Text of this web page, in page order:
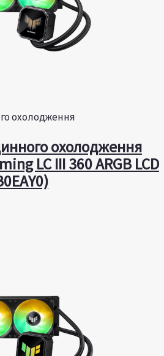
охолодження
охолодження
LC III 360 ARGB LCD